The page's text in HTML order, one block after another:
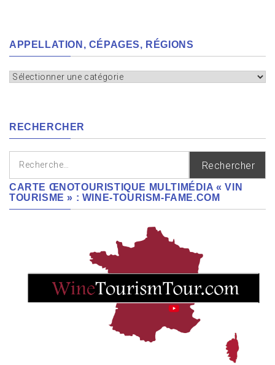
APPELLATION, CÉPAGES, RÉGIONS
Appellation,
RECHERCHER
Rechercher :
CARTE ŒNOTOURISTIQUE MULTIMÉDIA « VIN
TOURISME » : WINE-TOURISM-FAME.COM